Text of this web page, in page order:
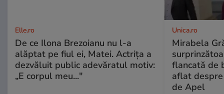
Elle.ro
De ce Ilona Brezoianu nu l-a
alăptat pe fiul ei, Matei. Actrița a
dezvăluit public adevăratul motiv:
„E corpul meu..."
Unica.ro
Mirabela
flancată de
aflat
de Apel